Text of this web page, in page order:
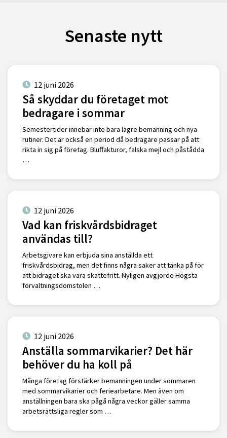
Senaste nytt
12 juni 2026
Så skyddar du företaget mot
bedragare i sommar
Semestertider innebär inte bara lägre bemanning och nya
rutiner. Det är också en period då bedragare passar på att
rikta in sig på företag. Bluffakturor, falska mejl och påstådda
…
12 juni 2026
Vad kan friskvårdsbidraget
användas till?
Arbetsgivare kan erbjuda sina anställda ett
friskvårdsbidrag, men det finns några saker att tänka på för
att bidraget ska vara skattefritt. Nyligen avgjorde Högsta
förvaltningsdomstolen …
12 juni 2026
Anställa sommarvikarier? Det här
behöver du ha koll på
Många företag förstärker bemanningen under sommaren
med sommarvikarier och feriearbetare. Men även om
anställningen bara ska pågå några veckor gäller samma
arbetsrättsliga regler som …